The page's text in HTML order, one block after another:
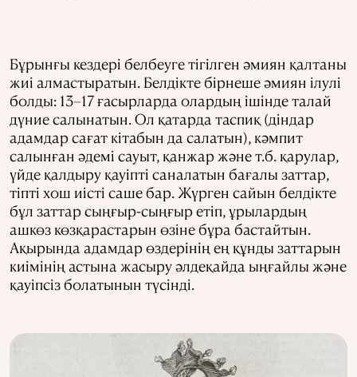
Бұрынғы кездері белбеуге тігілген әмиян қалтаны
жиі алмастыратын. Белдікте бірнеше әмиян ілулі
болды: 13–17 ғасырларда олардың ішінде талай
дүние салынатын. Ол қатарда таспиқ (діндар
адамдар сағат кітабын да салатын), кәмпит
салынған әдемі сауыт, қанжар және т.б. қарулар,
үйде қалдыру қауіпті саналатын бағалы заттар,
тіпті хош иісті саше бар. Жүрген сайын белдікте
бұл заттар сыңғыр-сыңғыр етіп, ұрылардың
ашкөз көзқарастарын өзіне бұра бастайтын.
Ақырында адамдар өздерінің ең құнды заттарын
киімінің астына жасыру әлдеқайда ыңғайлы және
қауіпсіз болатынын түсінді.